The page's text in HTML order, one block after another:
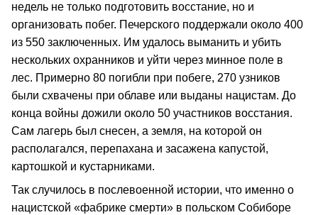
недель не только подготовить восстание, но и
организовать побег. Печерского поддержали около 400
из 550 заключенных. Им удалось выманить и убить
нескольких охранников и уйти через минное поле в
лес. Примерно 80 погибли при побеге, 270 узников
были схвачены при облаве или выданы нацистам. До
конца войны дожили около 50 участников восстания.
Сам лагерь был снесен, а земля, на которой он
располагался, перепахана и засажена капустой,
картошкой и кустарниками.
Так случилось в послевоенной истории, что именно о
нацистской «фабрике смерти» в польском Собиборе